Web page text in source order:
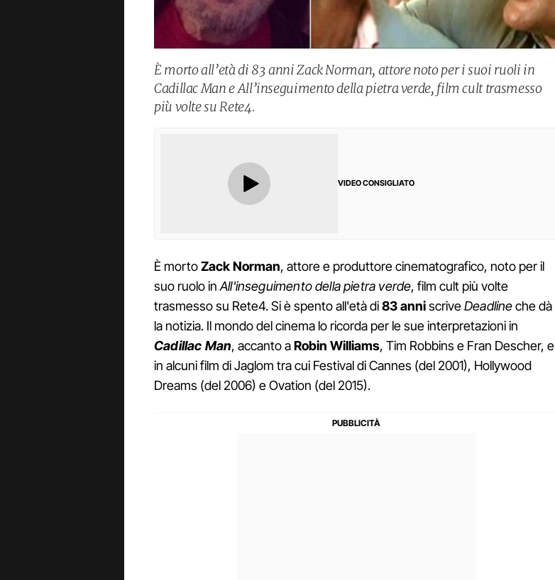
È morto all’età di 83 anni Zack Norman, attore noto per i suoi ruoli in
Cadillac Man e All’inseguimento della pietra verde, film cult trasmesso
più volte su Rete4.
VIDEO CONSIGLIATO
È mortoZack Norman, attore e produttore cinematografico, noto per il
suo ruolo inAll'inseguimento della pietra verde, film cult più volte
trasmesso su Rete4. Si è spento all'età di83 anniscriveDeadlineche dà
la notizia. Il mondo del cinema lo ricorda per le sue interpretazioni in
Cadillac Man, accanto aRobin Williams, Tim Robbins e Fran Descher, e
in alcuni film di Jaglom tra cui Festival di Cannes (del 2001), Hollywood
Dreams (del 2006) e Ovation (del 2015).